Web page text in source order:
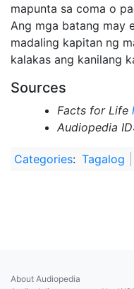
mapunta sa coma o
Ang mga batang may
madaling kapitan ng
kalakas ang kanilang
Sources
Facts for Life
Audiopedia
Categories: Tagalog
About Audiopedia